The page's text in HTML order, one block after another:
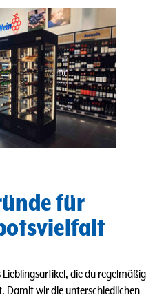
für
die du regelmäßig
Damit wir die unterschiedlichen